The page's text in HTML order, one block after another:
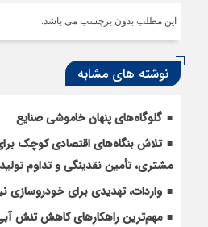
این مطلب بدون برچسب می باشد.
نوشته های مشابه
گلوگاه‌های پنهان خاموشی صنایع
تلاش بنگاه‌های اقتصادی کوچک
مشتری، تأمین نقدینگی و تداوم تولید
واردات، تهدیدی برای
مهم‌ترین راهکارهای کاهش تنش